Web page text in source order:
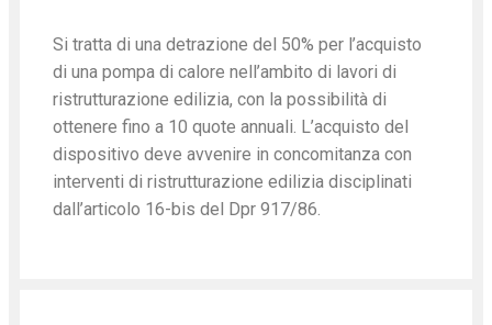
Si tratta di una detrazione del 50% per l’acquisto
di una pompa di calore nell’ambito di lavori di
ristrutturazione edilizia, con la possibilità di
ottenere fino a 10 quote annuali. L’acquisto del
dispositivo deve avvenire in concomitanza con
interventi di ristrutturazione edilizia disciplinati
dall’articolo 16-bis del Dpr 917/86.